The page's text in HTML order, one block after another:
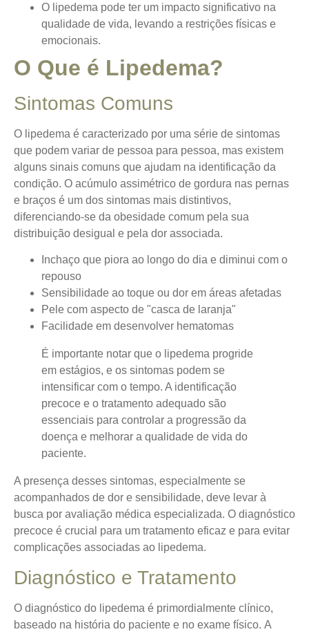
O lipedema pode ter um impacto significativo na
qualidade de vida, levando a restrições físicas e
emocionais.
O Que é Lipedema?
Sintomas Comuns
O lipedema é caracterizado por uma série de sintomas
que podem variar de pessoa para pessoa, mas existem
alguns sinais comuns que ajudam na identificação da
condição. O acúmulo assimétrico de gordura nas pernas
e braços é um dos sintomas mais distintivos,
diferenciando-se da obesidade comum pela sua
distribuição desigual e pela dor associada.
Inchaço que piora ao longo do dia e diminui com o
repouso
Sensibilidade ao toque ou dor em áreas afetadas
Pele com aspecto de "casca de laranja"
Facilidade em desenvolver hematomas
É importante notar que o lipedema progride
em estágios, e os sintomas podem se
intensificar com o tempo. A identificação
precoce e o tratamento adequado são
essenciais para controlar a progressão da
doença e melhorar a qualidade de vida do
paciente.
A presença desses sintomas, especialmente se
acompanhados de dor e sensibilidade, deve levar à
busca por avaliação médica especializada. O diagnóstico
precoce é crucial para um tratamento eficaz e para evitar
complicações associadas ao lipedema.
Diagnóstico e Tratamento
O diagnóstico do lipedema é primordialmente clínico,
baseado na história do paciente e no exame físico. A